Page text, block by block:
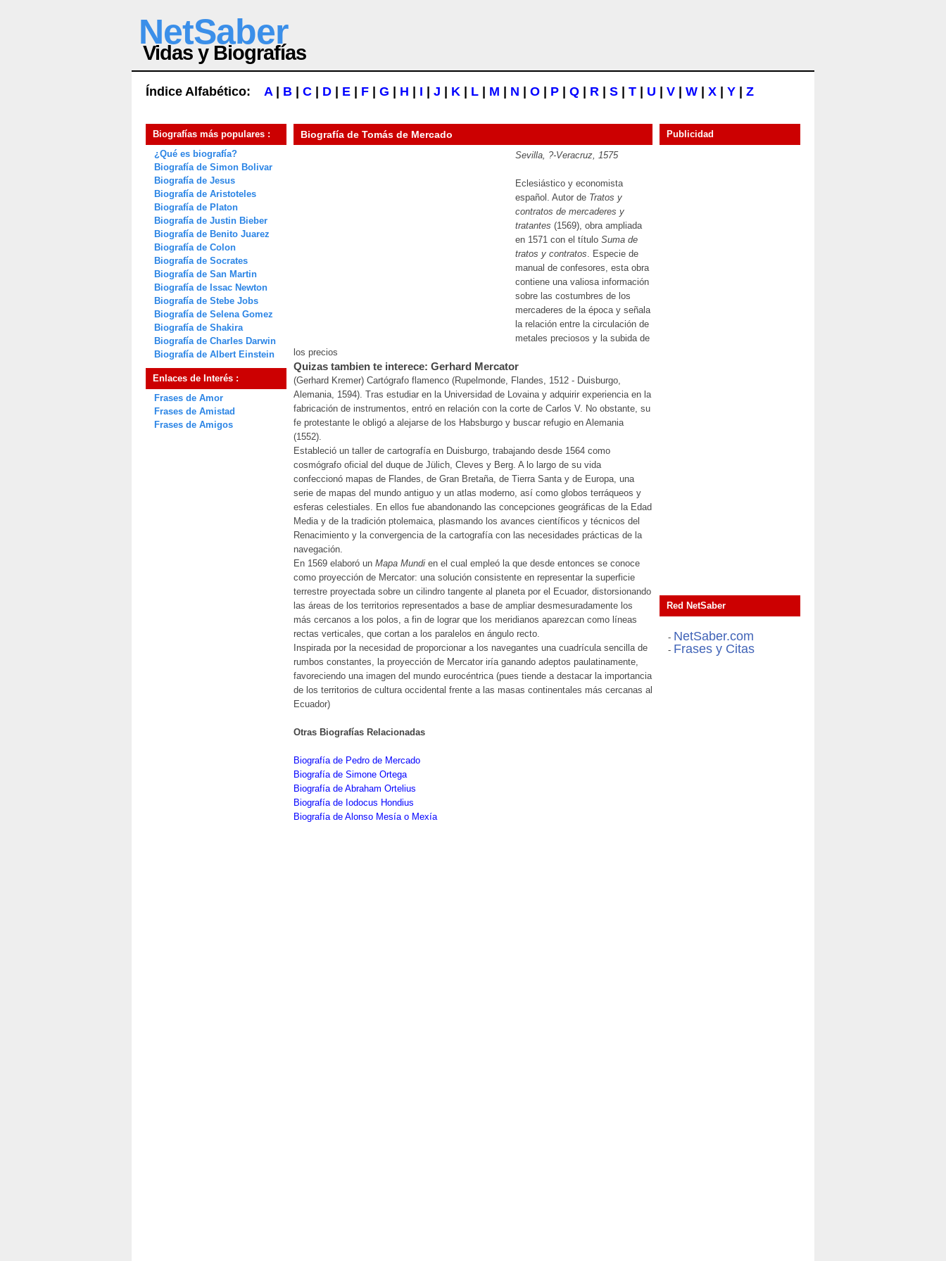
NetSaber
Vidas y Biografías
Índice Alfabético: A| B C D E F G H I J K L M N O P Q R S T U V W X Y Z
Biografías más populares :
¿Qué es biografía?
Biografía de Simon Bolivar
Biografía de Jesus
Biografía de Aristoteles
Biografía de Platon
Biografía de Justin Bieber
Biografía de Benito Juarez
Biografía de Colon
Biografía de Socrates
Biografía de San Martin
Biografía de Issac Newton
Biografía de Stebe Jobs
Biografía de Selena Gomez
Biografía de Shakira
Biografía de Charles Darwin
Biografía de Albert Einstein
Enlaces de Interés :
Frases de Amor
Frases de Amistad
Frases de Amigos
Biografía de Tomás de Mercado
Sevilla, ?-Veracruz, 1575
Eclesiástico y economista
español. Autor de Tratos y
contratos de mercaderes y
tratantes (1569), obra ampliada
en 1571 con el título Suma de
tratos y contratos. Especie de
manual de confesores, esta obra
contiene una valiosa información
sobre las costumbres de los
mercaderes de la época y señala
la relación entre la circulación de
metales preciosos y la subida de
los precios
Quizas tambien te interece: Gerhard Mercator
(Gerhard Kremer) Cartógrafo flamenco (Rupelmonde, Flandes, 1512 - Duisburgo,
Alemania, 1594). Tras estudiar en la Universidad de Lovaina y adquirir experiencia en la
fabricación de instrumentos, entró en relación con la corte de Carlos V. No obstante, su
fe protestante le obligó a alejarse de los Habsburgo y buscar refugio en Alemania
(1552).
Estableció un taller de cartografía en Duisburgo, trabajando desde 1564 como
cosmógrafo oficial del duque de Jülich, Cleves y Berg. A lo largo de su vida
confeccionó mapas de Flandes, de Gran Bretaña, de Tierra Santa y de Europa, una
serie de mapas del mundo antiguo y un atlas moderno, así como globos terráqueos y
esferas celestiales. En ellos fue abandonando las concepciones geográficas de la Edad
Media y de la tradición ptolemaica, plasmando los avances científicos y técnicos del
Renacimiento y la convergencia de la cartografía con las necesidades prácticas de la
navegación.
En 1569 elaboró un Mapa Mundi en el cual empleó la que desde entonces se conoce
como proyección de Mercator: una solución consistente en representar la superficie
terrestre proyectada sobre un cilindro tangente al planeta por el Ecuador, distorsionando
las áreas de los territorios representados a base de ampliar desmesuradamente los
más cercanos a los polos, a fin de lograr que los meridianos aparezcan como líneas
rectas verticales, que cortan a los paralelos en ángulo recto.
Inspirada por la necesidad de proporcionar a los navegantes una cuadrícula sencilla de
rumbos constantes, la proyección de Mercator iría ganando adeptos paulatinamente,
favoreciendo una imagen del mundo eurocéntrica (pues tiende a destacar la importancia
de los territorios de cultura occidental frente a las masas continentales más cercanas al
Ecuador)
Otras Biografías Relacionadas
Biografía de Pedro de Mercado
Biografía de Simone Ortega
Biografía de Abraham Ortelius
Biografía de Iodocus Hondius
Biografía de Alonso Mesía o Mexía
Publicidad
Red NetSaber
- NetSaber.com
- Frases y Citas